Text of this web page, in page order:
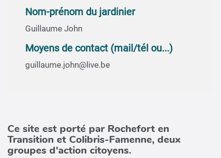
Nom-prénom du jardinier
Guillaume John
Moyens de contact (mail/tél ou...)
guillaume.john@live.be
Ce site est porté par Rochefort en
Transition et Colibris-Famenne, deux
groupes d'action citoyens.